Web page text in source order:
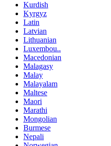
Kurdish
Kyrgyz
Latin
Latvian
Lithuanian
Luxembou..
Macedonian
Malagasy
Malay
Malayalam
Maltese
Maori
Marathi
Mongolian
Burmese
Nepali